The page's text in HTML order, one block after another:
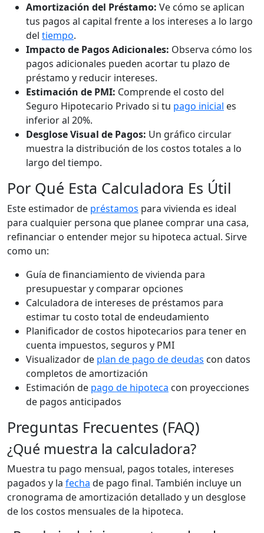
Amortización del Préstamo: Ve cómo se aplican
tus pagos al capital frente a los intereses a lo largo
del tiempo.
Impacto de Pagos Adicionales: Observa cómo los
pagos adicionales pueden acortar tu plazo de
préstamo y reducir intereses.
Estimación de PMI: Comprende el costo del
Seguro Hipotecario Privado si tu pago inicial es
inferior al 20%.
Desglose Visual de Pagos: Un gráfico circular
muestra la distribución de los costos totales a lo
largo del tiempo.
Por Qué Esta Calculadora Es Útil
Este estimador de préstamos para vivienda es ideal
para cualquier persona que planee comprar una casa,
refinanciar o entender mejor su hipoteca actual. Sirve
como un:
Guía de financiamiento de vivienda para
presupuestar y comparar opciones
Calculadora de intereses de préstamos para
estimar tu costo total de endeudamiento
Planificador de costos hipotecarios para tener en
cuenta impuestos, seguros y PMI
Visualizador de plan de pago de deudas con datos
completos de amortización
Estimación de pago de hipoteca con proyecciones
de pagos anticipados
Preguntas Frecuentes (FAQ)
¿Qué muestra la calculadora?
Muestra tu pago mensual, pagos totales, intereses
pagados y la fecha de pago final. También incluye un
cronograma de amortización detallado y un desglose
de los costos mensuales de la hipoteca.